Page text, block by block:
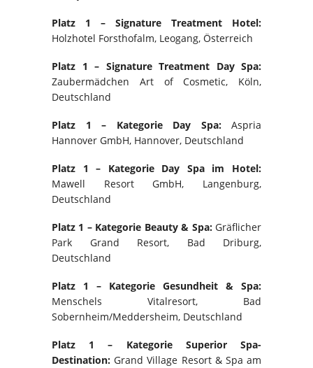
Platz 1 – Signature Treatment Hotel:
Holzhotel Forsthofalm, Leogang, Österreich
Platz 1 – Signature Treatment Day Spa:
Zaubermädchen Art of Cosmetic, Köln,
Deutschland
Platz 1 – Kategorie Day Spa: Aspria
Hannover GmbH, Hannover, Deutschland
Platz 1 – Kategorie Day Spa im Hotel:
Mawell Resort GmbH, Langenburg,
Deutschland
Platz 1 – Kategorie Beauty & Spa: Gräflicher
Park Grand Resort, Bad Driburg,
Deutschland
Platz 1 – Kategorie Gesundheit & Spa:
Menschels Vitalresort, Bad
Sobernheim/Meddersheim, Deutschland
Platz 1 – Kategorie Superior Spa-
Destination:Grand Village Resort & Spa am